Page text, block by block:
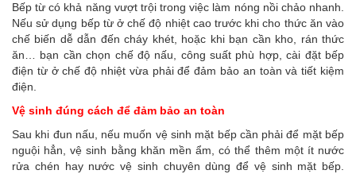
Bếp từ có khả năng vượt trội trong việc làm nóng nồi chảo nhanh.
Nếu sử dụng bếp từ ở chế độ nhiệt cao trước khi cho thức ăn vào
chế biến dễ dẫn đến cháy khét, hoặc khi bạn cần kho, rán thức
ăn… bạn cần chọn chế độ nấu, công suất phù hợp, cài đặt bếp
điện từ ở chế độ nhiệt vừa phải để đảm bảo an toàn và tiết kiệm
điện.
Vệ sinh đúng cách để đảm bảo an toàn
Sau khi đun nấu, nếu muốn vệ sinh mặt bếp cần phải để mặt bếp
nguội hẳn, vệ sinh bằng khăn mền ẩm, có thể thêm một ít nước
rửa chén hay nước vệ sinh chuyên dùng để vệ sinh mặt bếp.